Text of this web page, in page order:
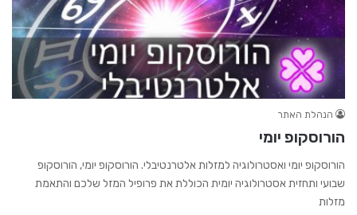
הנהלת האתר
הורוסקופ יומי
הורוסקופ יומי ואסטרולוגיה למזלות אלטרנטיבלי. הורוסקופ יומי, הורוסקופ
שבועי ותחזית אסטרולוגיה יומית הכוללת את פרופיל המזל שלכם והתאמת
מזלות